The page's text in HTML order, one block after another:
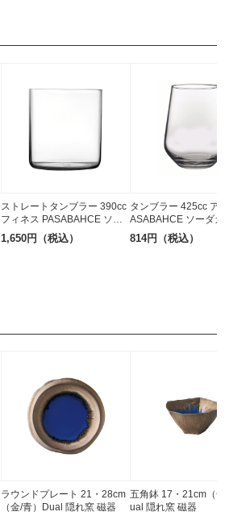
ストレートタンブラー 390cc
フィネス PASABAHCE ソー
ダガラス
1,650円（税込）
タンブラー 425cc ア
ASABAHCE ソーダ
814円（税込）
ラウンドプレート 21・28cm
（金/青）Dual 隠れ窯 磁器
五角鉢 17・21cm（
ual 隠れ窯 磁器